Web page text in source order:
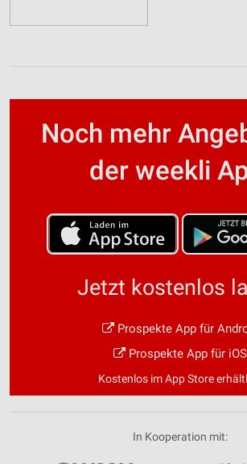
Noch mehr
der weekli
Jetzt kostenlos
Prospekte App für
Prospekte App für iOS
Kostenlos im App Store
In Kooperation mit: